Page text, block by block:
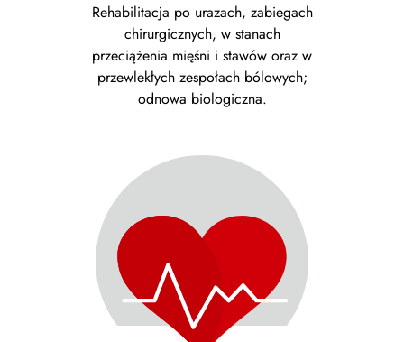
Rehabilitacja po urazach, zabiegach
chirurgicznych, w stanach
przeciążenia mięśni i stawów oraz w
przewlekłych zespołach bólowych;
odnowa biologiczna.